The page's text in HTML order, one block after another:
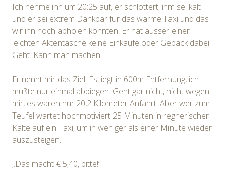
Ich nehme ihn um 20:25 auf, er schlottert, ihm sei kalt
und er sei extrem Dankbar für das warme Taxi und das
wir ihn noch abholen konnten. Er hat ausser einer
leichten Aktentasche keine Einkäufe oder Gepäck dabei.
Geht. Kann man machen.
Er nennt mir das Ziel. Es liegt in 600m Entfernung, ich
mußte nur einmal abbiegen. Geht gar nicht, nicht wegen
mir, es waren nur 20,2 Kilometer Anfahrt. Aber wer zum
Teufel wartet hochmotiviert 25 Minuten in regnerischer
Kälte auf ein Taxi, um in weniger als einer Minute wieder
auszusteigen.
„Das macht € 5,40, bitte!“